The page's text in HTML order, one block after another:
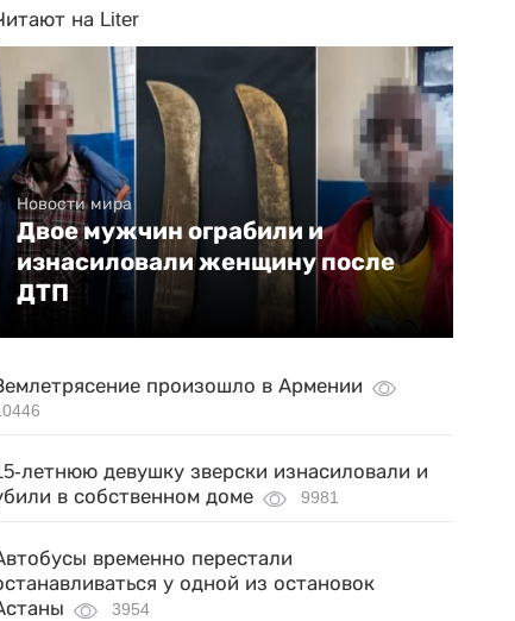
на Liter
Новости мира
Двое мужчин ограбили и
изнасиловали женщину после
ДТП
произошло в Армении
летнюю девушку зверски изнасиловали и
в собственном доме
9981
временно перестали
у одной из остановок
3954